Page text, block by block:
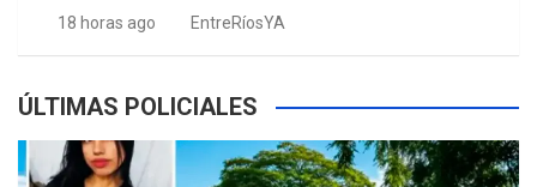
18 horas ago EntreRíosYA
ÚLTIMAS POLICIALES